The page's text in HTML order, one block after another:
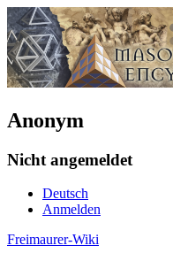
Anonym
Nicht angemeldet
Deutsch
Anmelden
Freimaurer-Wiki